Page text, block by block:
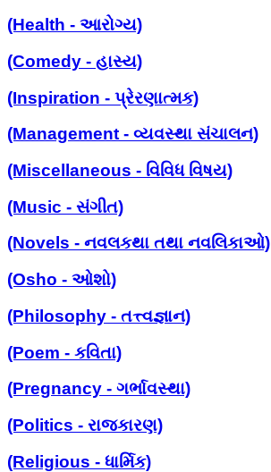
(Health - આરોગ્ય)
(Comedy - હાસ્ય)
(Inspiration - પ્રેરણાત્મક)
(Management - વ્યવસ્થા સંચાલન)
(Miscellaneous - વિવિધ વિષય)
(Music - સંગીત)
(Novels - નવલકથા તથા નવલિકાઓ)
(Osho - ઓશો)
(Philosophy - તત્ત્વજ્ઞાન)
(Poem - કવિતા)
(Pregnancy - ગર્ભાવસ્થા)
(Politics - રાજકારણ)
(Religious - ધાર્મિક)